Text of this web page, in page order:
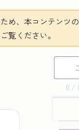
め、本コンテンツ
覧ください。
0 /